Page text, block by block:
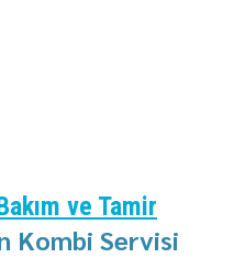
ve Tamir
Kombi Servisi